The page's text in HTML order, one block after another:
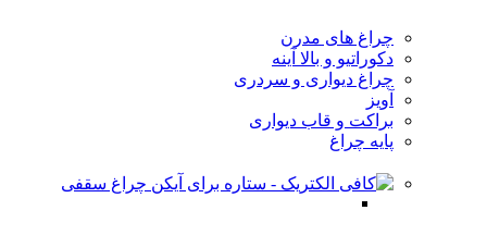
چراغ های مدرن
دکوراتیو و بالا آینه
چراغ دیواری و سردری
آویز
براکت و قاب دیواری
پایه چراغ
چراغ سقفی